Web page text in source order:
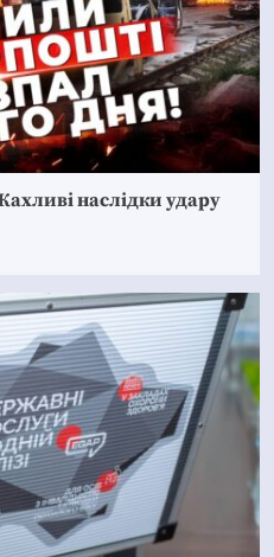
наслідки удару